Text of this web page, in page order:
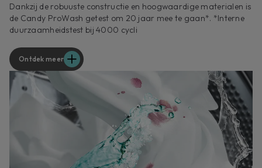
Dankzij de robuuste constructie en hoogwaardige materialen is
de Candy ProWash getest om 20 jaar mee te gaan*. *Interne
duurzaamheidstest bij 4000 cycli
Ontdek meer